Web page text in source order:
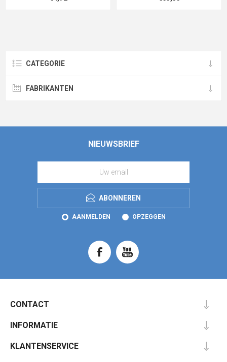
CATEGORIE
FABRIKANTEN
NIEUWSBRIEF
ABONNEREN
AANMELDEN OPZEGGEN
CONTACT
INFORMATIE
KLANTENSERVICE